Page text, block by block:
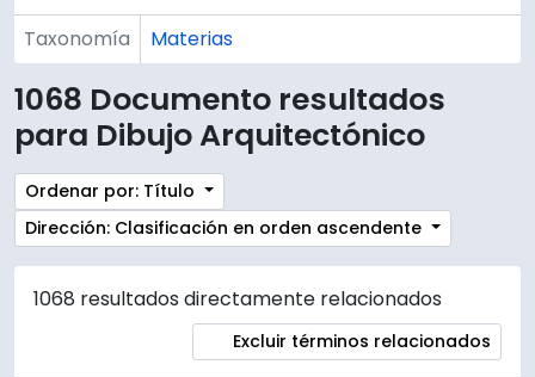
Taxonomía Materias
1068 Documento resultados
para Dibujo Arquitectónico
Ordenar por: Título
Dirección: Clasificación en orden ascendente
1068 resultados directamente relacionados
Excluir términos relacionados